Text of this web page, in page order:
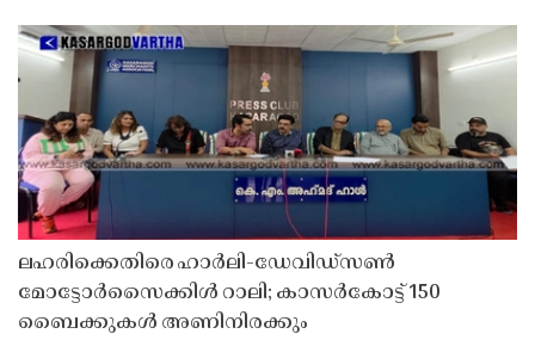
ലഹരിക്കെതിരെ ഹാർലി-ഡേവിഡ്‌സൺ
മോട്ടോർസൈക്കിൾ റാലി; കാസർകോട്ട് 150
ബൈക്കുകൾ അണിനിരക്കും